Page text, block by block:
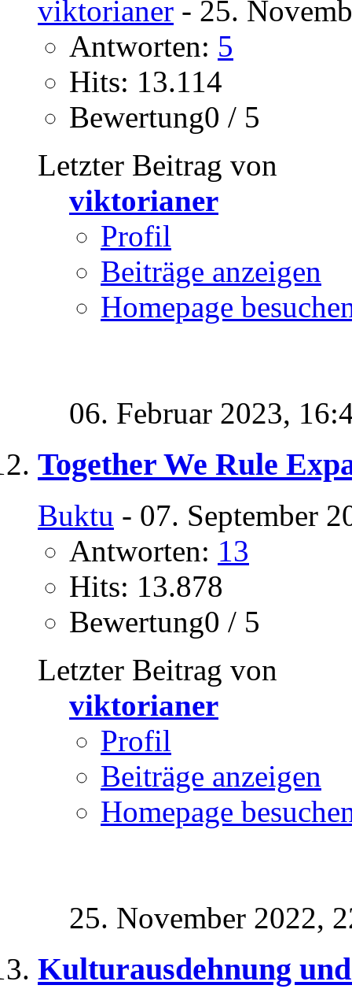
viktorianer - 25.
Antworten: 5
Hits: 13.114
Bewertung0 / 5
Letzter Beitrag von
viktorianer
Profil
Beiträge anzeigen
Homepage
06. Februar 2023,
Together We Rule
Buktu - 07. September
Antworten: 13
Hits: 13.878
Bewertung0 / 5
Letzter Beitrag von
viktorianer
Profil
Beiträge anzeigen
Homepage
25. November 2022,
Kulturausdehnung